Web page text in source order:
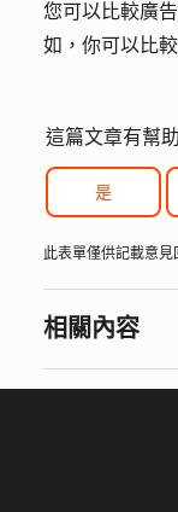
您可以比較廣
如，你可以比
這篇文章有幫
是
此表單僅供記載意見
相關內容